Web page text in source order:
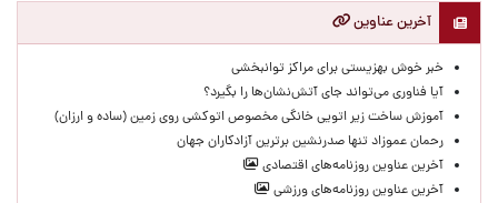
آخرین عناوین
خبر خوش بهزیستی برای مراکز توانبخشی
آیا فناوری می‌تواند جای آتش‌نشان‌ها را بگیرد؟
آموزش ساخت زیر اتویی خانگی مخصوص اتوکشی روی زمین (ساده و ارزان)
رحمان عموزاد تنها صدرنشین برترین آزادکاران جهان
آخرین عناوین روزنامه‌های اقتصادی
آخرین عناوین روزنامه‌های ورزشی